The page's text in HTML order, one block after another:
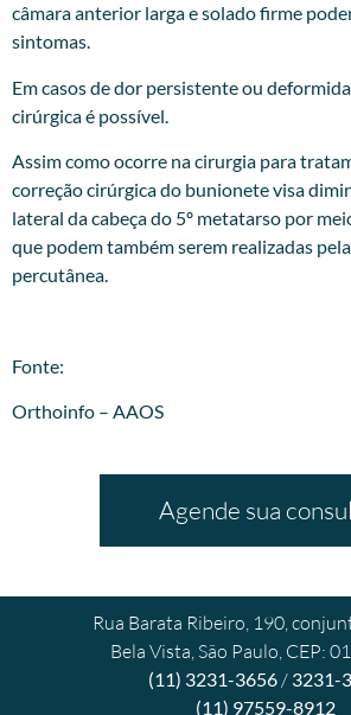
câmara anterior larga e solado firme
sintomas.
Em casos de dor persistente ou
cirúrgica é possível.
Assim como ocorre na cirurgia para
correção cirúrgica do bunionete visa
lateral da cabeça do 5º metatarso por
que podem também serem realizadas
percutânea.
Fonte:
Orthoinfo – AAOS
Agende sua
Rua Barata Ribeiro, 190,
Bela Vista, São Paulo, CEP:
(11) 3231-3656/ 3231-
(11) 97559-8912